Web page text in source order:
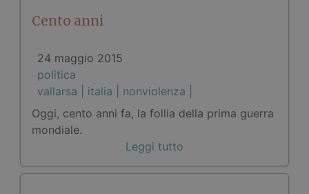
Cento anni
24 maggio 2015
politica
vallarsa | italia | nonviolenza |
Oggi, cento anni fa, la follia della prima guerra
mondiale.
Leggi tutto